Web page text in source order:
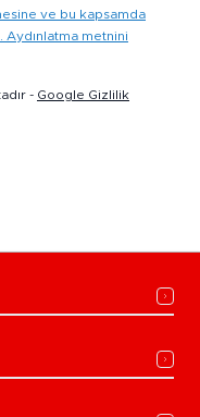
ve bu kapsamda
metnini
- Google Gizlilik